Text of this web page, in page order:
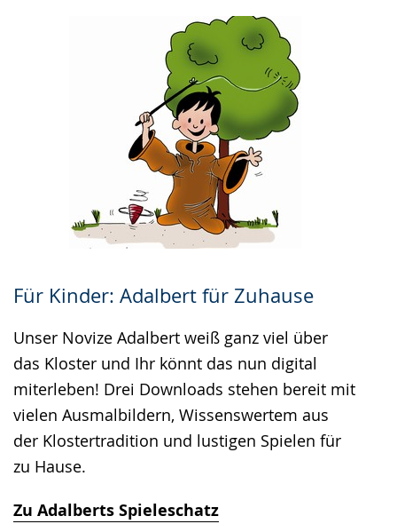
Für Kinder: Adalbert für Zuhause
Unser Novize Adalbert weiß ganz viel über
das Kloster und Ihr könnt das nun digital
miterleben! Drei Downloads stehen bereit mit
vielen Ausmalbildern, Wissenswertem aus
der Klostertradition und lustigen Spielen für
zu Hause.
Zu Adalberts Spieleschatz